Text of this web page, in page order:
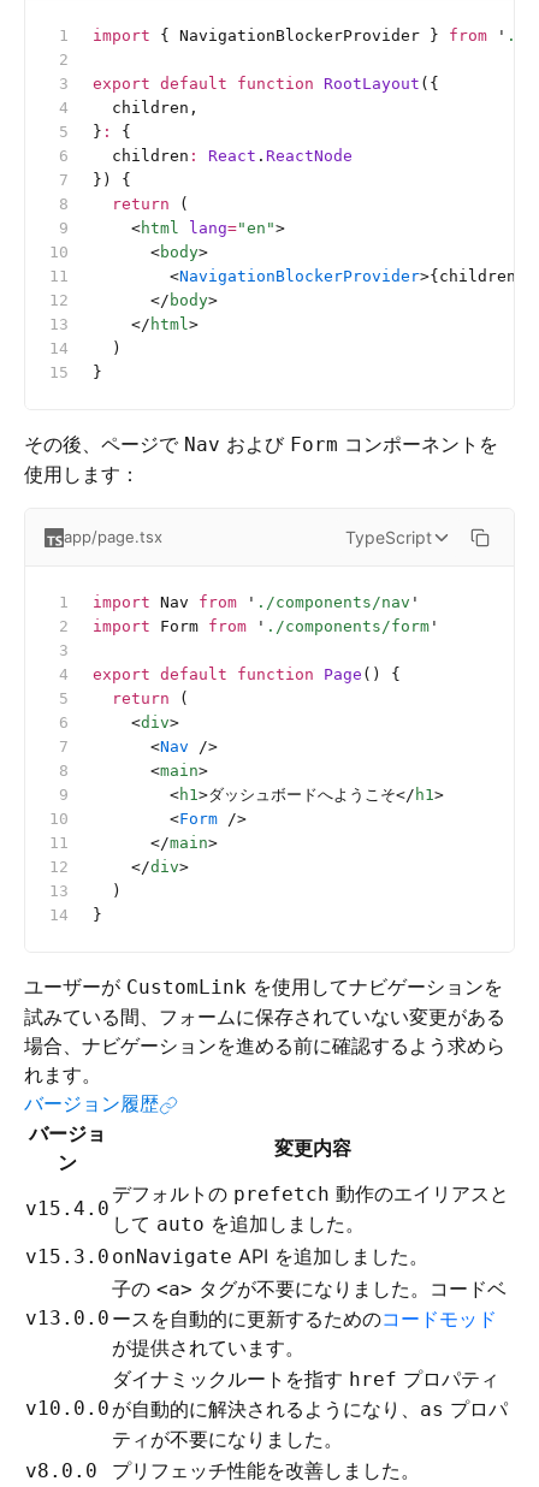
import { NavigationBlockerProvider } from ' ./
export default function RootLayout ({
  children,
} :
{
  children
: React . ReactNode
}) {
  return
(
    <
html lang="en">
      <
body>
        <
NavigationBlockerProvider
      </
body>
    </
html>
  )
}
その後、ページで Nav および Form コンポーネントを
使用します：
app/page.tsx TypeScript
import Nav from ' ./components/nav '
import Form from ' ./components/form '
export default function Page () {
  return
(
    <
div>
      <
Nav />
      <
main>
        <
h1>ダッシュボードへようこそ</ h1>
        <
Form />
      </
main>
    </
div>
  )
}
ユーザーが CustomLink を使用してナビゲーションを
試みている間、フォームに保存されていない変更がある
場合、ナビゲーションを進める前に確認するよう求めら
れます。
バージョン履歴
バージョ
ン
変更内容
v15.4.0
デフォルトの prefetch 動作のエイリアスと
して auto を追加しました。
v15.3.0 onNavigate API を追加しました。
v13.0.0
子の <a> タグが不要になりました。コードベ
ースを自動的に更新するためのコードモッド
が提供されています。
v10.0.0
ダイナミックルートを指す href プロパティ
が自動的に解決されるようになり、 as プロパ
ティが不要になりました。
v8.0.0 プリフェッチ性能を改善しました。